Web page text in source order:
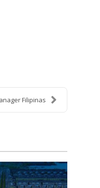
Filipinas